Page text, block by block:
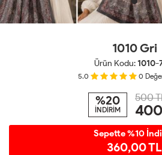
1010 Gri
Ürün Kodu:1010-
5.0 0
%20
İNDİRİM
500
400
Sepette %10
360,00 TL